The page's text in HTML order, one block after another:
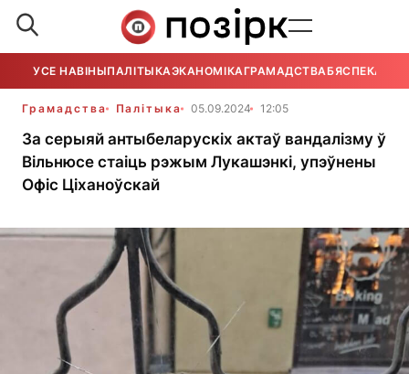
УСЕ НАВІНЫПАЛІТЫКАЭКАНОМІКАГРАМАДСТВАБЯСПЕКА
Грамадства Палітыка 05.09.2024 12:05
За серыяй антыбеларускіх актаў вандалізму ў
Вільнюсе стаіць рэжым Лукашэнкі, упэўнены
Офіс Ціханоўскай